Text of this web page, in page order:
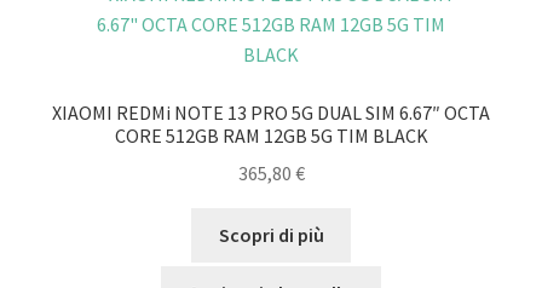
XIAOMI REDMi NOTE 13 PRO 5G DUAL SIM 6.67″ OCTA
CORE 512GB RAM 12GB 5G TIM BLACK
365,80 €
Scopri di più